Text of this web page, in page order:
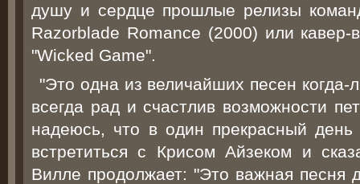
душу и сердце прошлые релизы
Razorblade Romance (2000) или кавер-
"Wicked Game".
"Это одна из величайших песен когда-
всегда рад и счастлив возможности
надеюсь, что в один прекрасный
встретиться с Крисом Айзеком и
Вилле продолжает: "Это важная песня